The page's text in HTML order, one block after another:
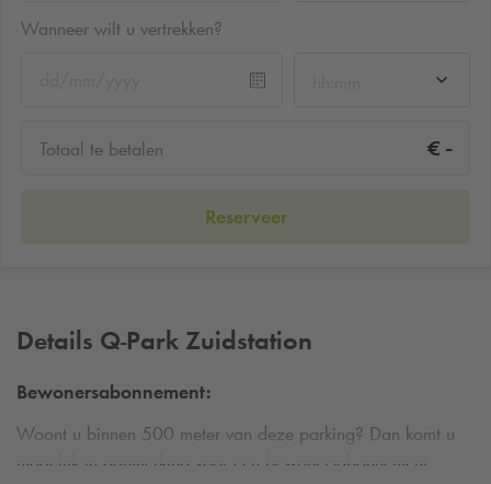
Wanneer wilt u vertrekken?
Totaal te betalen € -
Reserveer
Details Q-Park Zuidstation
Bewonersabonnement:
Woont u binnen 500 meter van deze parking? Dan komt u
mogelijk in aanmerking voor een bewonersabonnement.